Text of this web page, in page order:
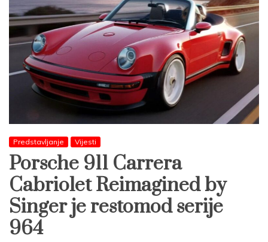
Predstavljanje Vijesti
Porsche 911 Carrera
Cabriolet Reimagined by
Singer je restomod serije
964